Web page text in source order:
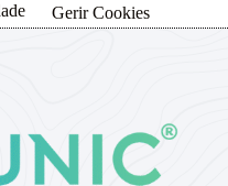
Gerir Cookies